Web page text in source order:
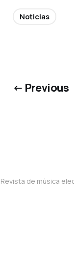
Noticias
← Previous
de música